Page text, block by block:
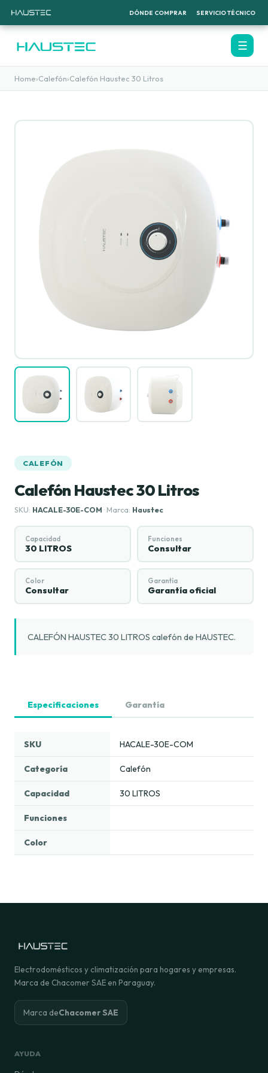
DÓNDE COMPRAR SERVICIO TÉCNICO
☰
Home›Calefón›Calefón Haustec 30 Litros
CALEFÓN
Calefón Haustec 30 Litros
SKU: HACALE-30E-COM · Marca: Haustec
Capacidad
30 LITROS
Funciones
Consultar
Color
Consultar
Garantía
Garantía oficial
CALEFÓN HAUSTEC 30 LITROS calefón de HAUSTEC.
Especificaciones Garantía
SKU HACALE-30E-COM
Categoría Calefón
Capacidad 30 LITROS
Funciones
Color
Electrodomésticos y climatización para hogares y empresas.
Marca de Chacomer SAE en Paraguay.
Marca deChacomer SAE
AYUDA